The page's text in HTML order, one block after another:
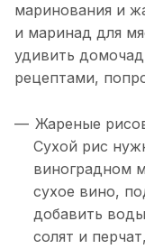
маринования и
и маринад для
удивить
рецептами,
Жареные
Сухой рис
виноградном
сухое вино,
добавить
солят и